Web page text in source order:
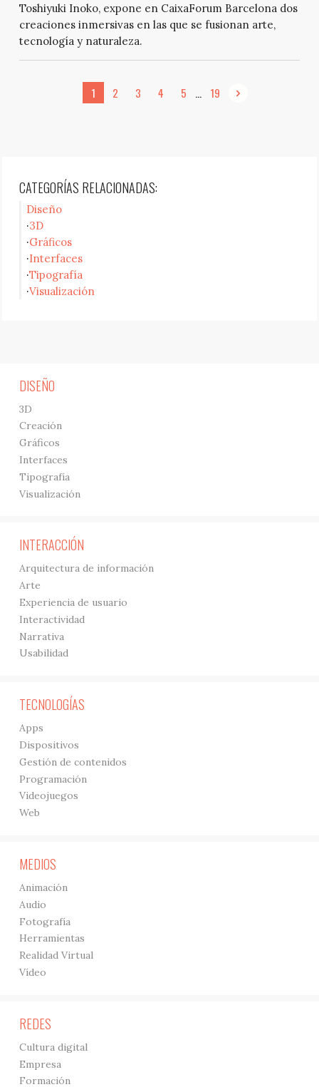
Toshiyuki Inoko, expone en CaixaForum Barcelona dos
creaciones inmersivas en las que se fusionan arte,
tecnología y naturaleza.
1 2 3 4 5 ... 19
CATEGORÍAS RELACIONADAS:
Diseño
3D
Gráficos
Interfaces
Tipografía
Visualización
DISEÑO
3D
Creación
Gráficos
Interfaces
Tipografía
Visualización
INTERACCIÓN
Arquitectura de información
Arte
Experiencia de usuario
Interactividad
Narrativa
Usabilidad
TECNOLOGÍAS
Apps
Dispositivos
Gestión de contenidos
Programación
Videojuegos
Web
MEDIOS
Animación
Audio
Fotografía
Herramientas
Realidad Virtual
Vídeo
REDES
Cultura digital
Empresa
Formación